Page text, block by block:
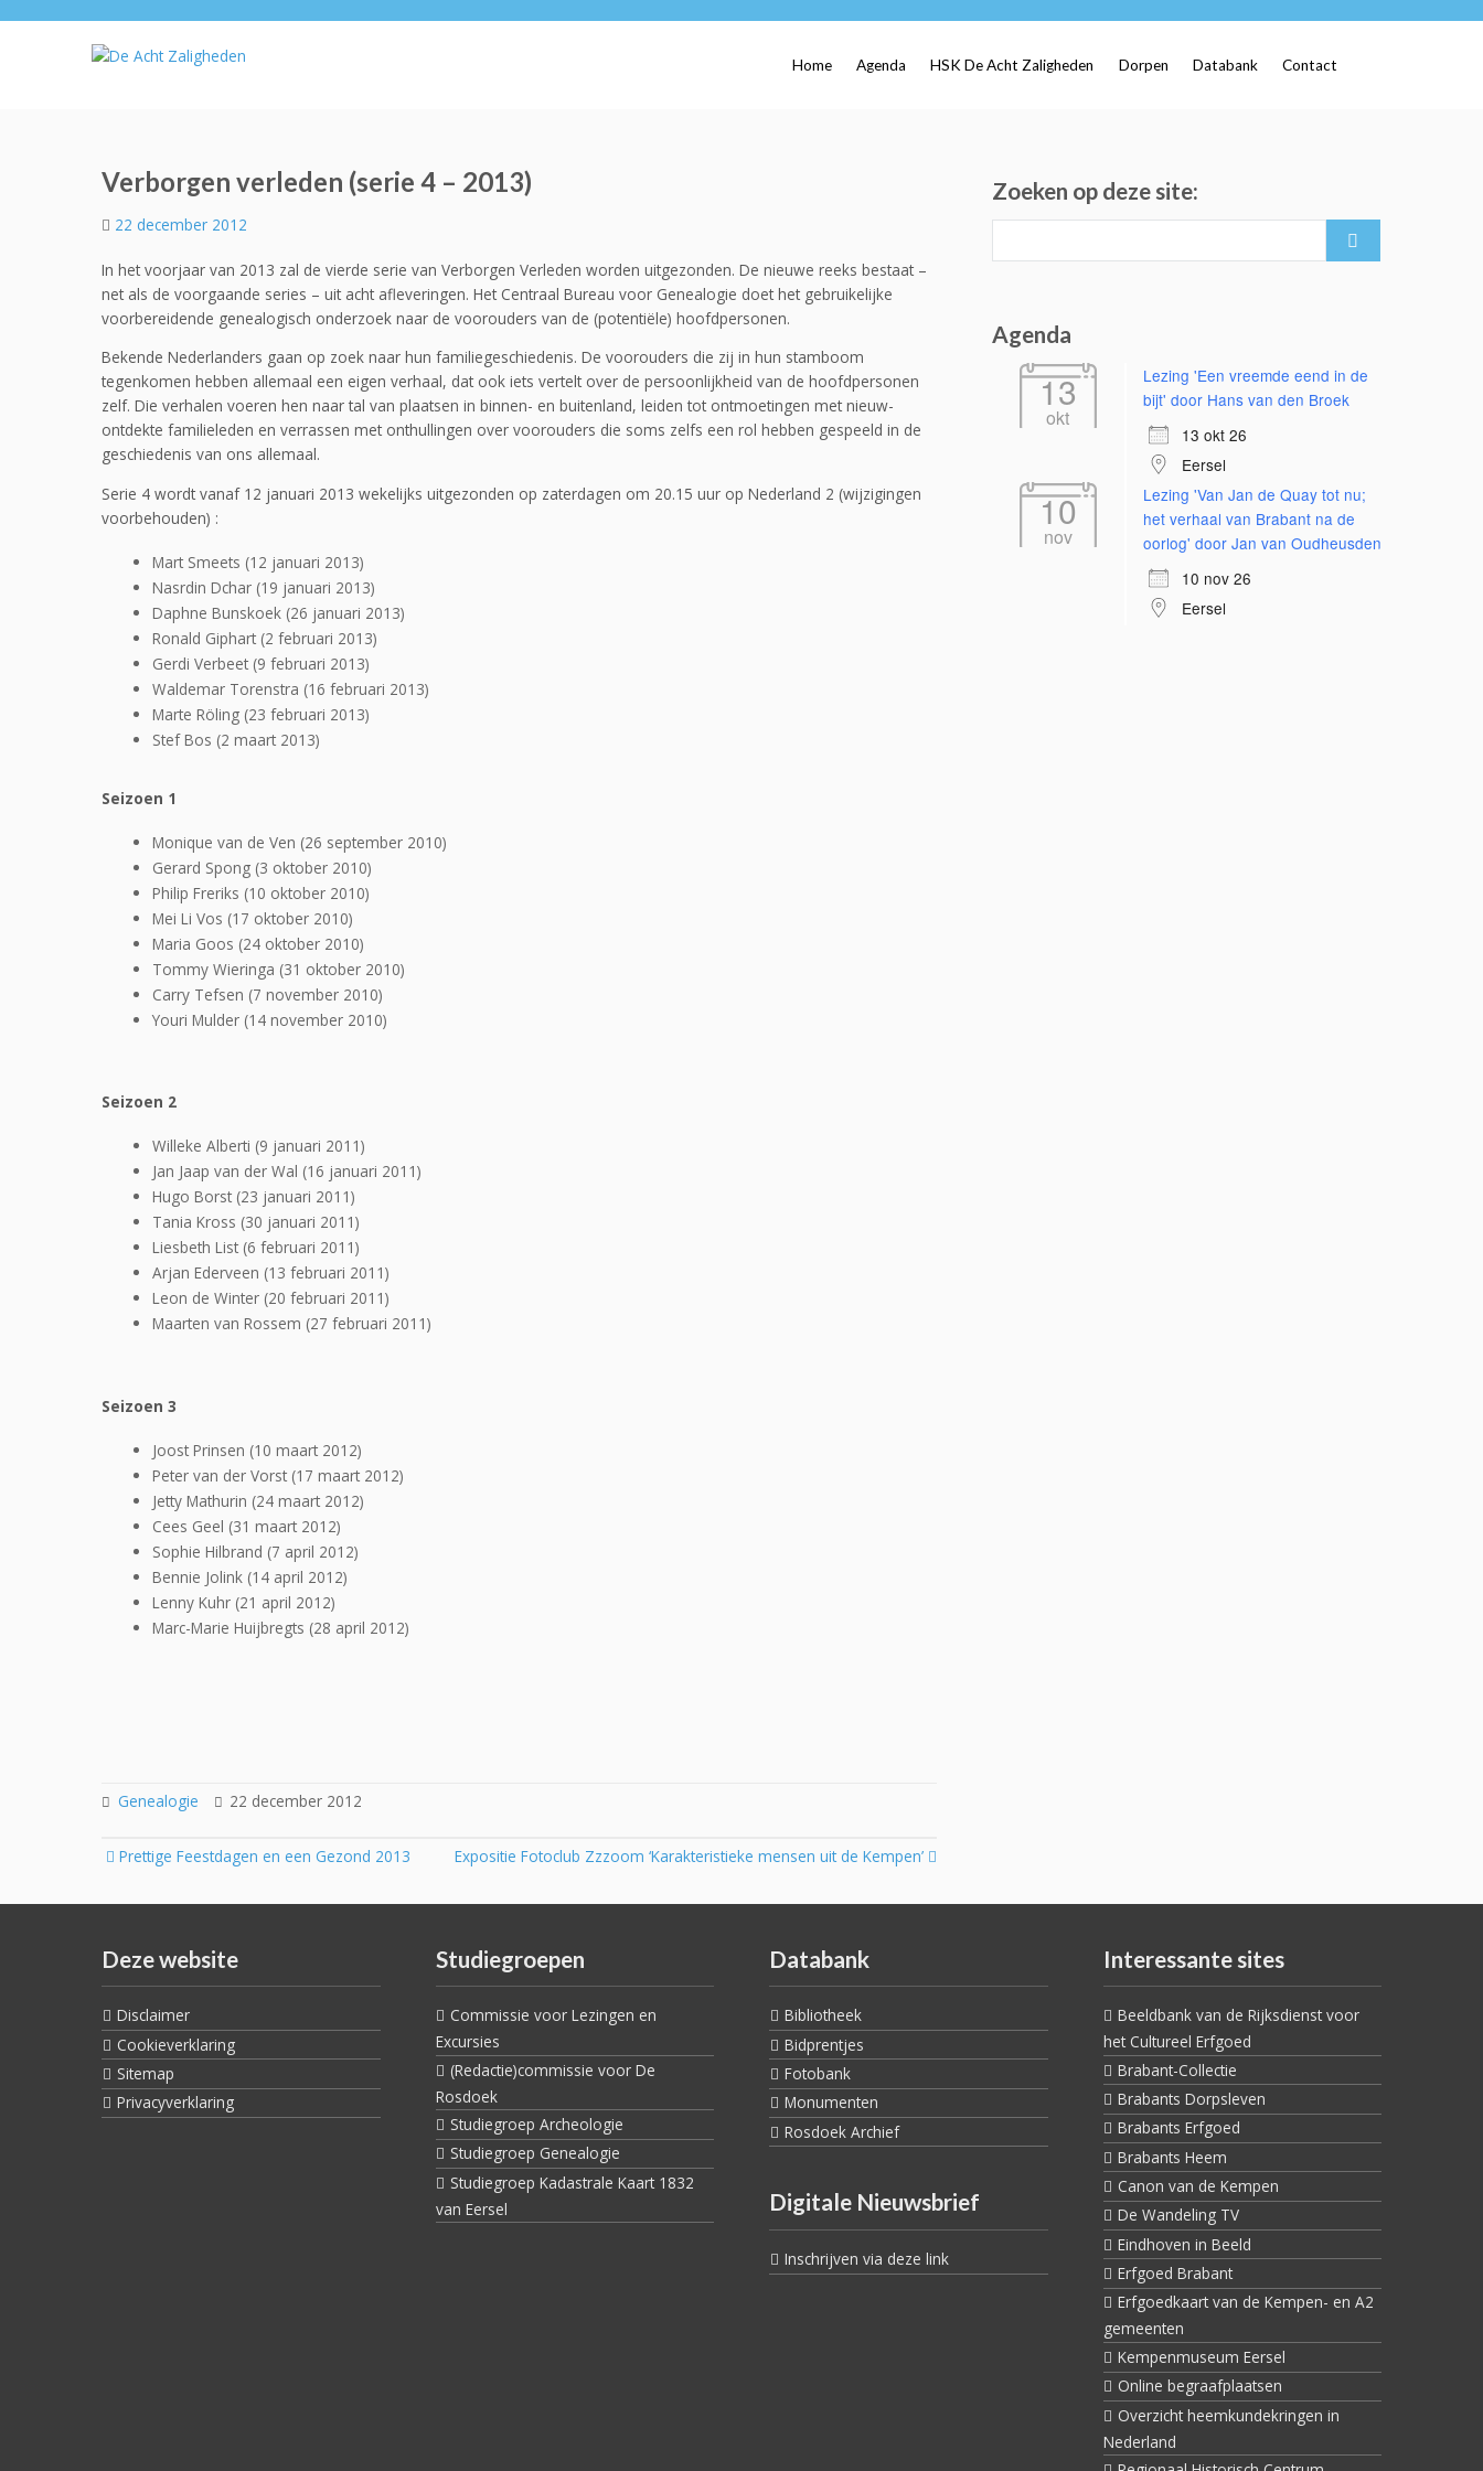
Home Agenda HSK De Acht Zaligheden Dorpen Databank Contact
Verborgen verleden (serie 4 – 2013)
22 december 2012
In het voorjaar van 2013 zal de vierde serie van Verborgen Verleden worden uitgezonden. De nieuwe reeks bestaat –
net als de voorgaande series – uit acht afleveringen. Het Centraal Bureau voor Genealogie doet het gebruikelijke
voorbereidende genealogisch onderzoek naar de voorouders van de (potentiële) hoofdpersonen.
Bekende Nederlanders gaan op zoek naar hun familiegeschiedenis. De voorouders die zij in hun stamboom
tegenkomen hebben allemaal een eigen verhaal, dat ook iets vertelt over de persoonlijkheid van de hoofdpersonen
zelf. Die verhalen voeren hen naar tal van plaatsen in binnen- en buitenland, leiden tot ontmoetingen met nieuw-
ontdekte familieleden en verrassen met onthullingen over voorouders die soms zelfs een rol hebben gespeeld in de
geschiedenis van ons allemaal.
Serie 4 wordt vanaf 12 januari 2013 wekelijks uitgezonden op zaterdagen om 20.15 uur op Nederland 2 (wijzigingen
voorbehouden) :
Mart Smeets (12 januari 2013)
Nasrdin Dchar (19 januari 2013)
Daphne Bunskoek (26 januari 2013)
Ronald Giphart (2 februari 2013)
Gerdi Verbeet (9 februari 2013)
Waldemar Torenstra (16 februari 2013)
Marte Röling (23 februari 2013)
Stef Bos (2 maart 2013)
Seizoen 1
Monique van de Ven (26 september 2010)
Gerard Spong (3 oktober 2010)
Philip Freriks (10 oktober 2010)
Mei Li Vos (17 oktober 2010)
Maria Goos (24 oktober 2010)
Tommy Wieringa (31 oktober 2010)
Carry Tefsen (7 november 2010)
Youri Mulder (14 november 2010)
Seizoen 2
Willeke Alberti (9 januari 2011)
Jan Jaap van der Wal (16 januari 2011)
Hugo Borst (23 januari 2011)
Tania Kross (30 januari 2011)
Liesbeth List (6 februari 2011)
Arjan Ederveen (13 februari 2011)
Leon de Winter (20 februari 2011)
Maarten van Rossem (27 februari 2011)
Seizoen 3
Joost Prinsen (10 maart 2012)
Peter van der Vorst (17 maart 2012)
Jetty Mathurin (24 maart 2012)
Cees Geel (31 maart 2012)
Sophie Hilbrand (7 april 2012)
Bennie Jolink (14 april 2012)
Lenny Kuhr (21 april 2012)
Marc-Marie Huijbregts (28 april 2012)
Genealogie 22 december 2012
Post
Prettige Feestdagen en een Gezond 2013 Expositie Fotoclub Zzzoom ‘Karakteristieke mensen uit de Kempen’
Zoeken op deze site:
Agenda
13
okt
Lezing 'Een vreemde eend in de
bijt' door Hans van den Broek
13 okt 26
Eersel
10
nov
Lezing 'Van Jan de Quay tot nu;
het verhaal van Brabant na de
oorlog' door Jan van Oudheusden
10 nov 26
Eersel
Deze website
Disclaimer
Cookieverklaring
Sitemap
Privacyverklaring
Studiegroepen
Commissie voor Lezingen en
Excursies
(Redactie)commissie voor De
Rosdoek
Studiegroep Archeologie
Studiegroep Genealogie
Studiegroep Kadastrale Kaart 1832
van Eersel
Databank
Bibliotheek
Bidprentjes
Fotobank
Monumenten
Rosdoek Archief
Digitale Nieuwsbrief
Inschrijven via deze link
Interessante sites
Beeldbank van de Rijksdienst voor
het Cultureel Erfgoed
Brabant-Collectie
Brabants Dorpsleven
Brabants Erfgoed
Brabants Heem
Canon van de Kempen
De Wandeling TV
Eindhoven in Beeld
Erfgoed Brabant
Erfgoedkaart van de Kempen- en A2
gemeenten
Kempenmuseum Eersel
Online begraafplaatsen
Overzicht heemkundekringen in
Nederland